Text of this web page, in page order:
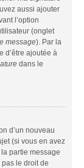
aussi ajouter
l’option
(onglet
message). Par la
d’être ajoutée à
dans le
d’un nouveau
(si vous en avez
partie message
le droit de